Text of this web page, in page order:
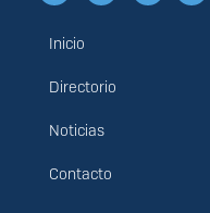
Menú
principal
Inicio
Directorio
Noticias
Contacto